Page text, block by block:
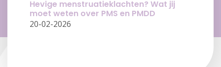
Hevige menstruatieklachten? Wat jij
moet weten over PMS en PMDD
20-02-2026